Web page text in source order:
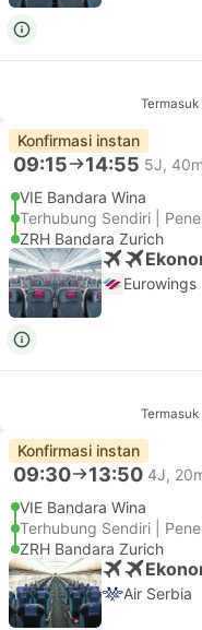
Konfirmasi instan
09:15 14:55 5J, 40m
VIE Bandara Wina
Terhubung Sendiri |
ZRH Bandara Zurich
Eurowings
Konfirmasi instan
09:30 13:50 4J,
VIE Bandara Wina
Terhubung Sendiri |
ZRH Bandara Zurich
Air Serbia